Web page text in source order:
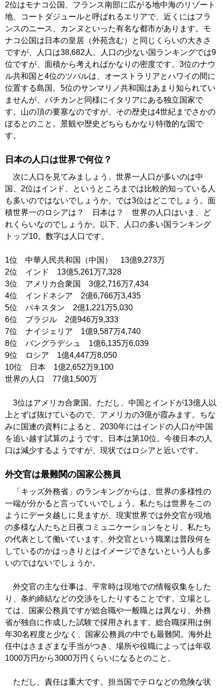
2位はモナコ公国、フランス南部に広がる地中海のリゾート
地、コートダジュールと呼ばれるエリアで、近くにはフラ
ンスのニース、カンヌといった有名な都市があります。モ
ナコ公国は日本の皇居（外苑含む）と同じくらいの大きさ
ですが、人口は38,682人。人口の少ない国ランキングでは9
位ですが、面積から考えればかなりの密度です。3位のナウ
ル共和国と4位のツバルは、オーストラリアとハワイの間に
位置する島国。5位のサンマリノ共和国はあまり知られてい
ませんが、バチカンと同様にイタリアにある独立国家で
す。山の頂の要塞なのですが、その歴史は4世紀までさかの
ぼるとのこと。景観や歴史どちらもかなり特徴的な国で
す。
日本の人口は世界で何位？
次に人口を見てみましょう。世界一人口が多いのは中
国、2位はインド、というところまでは比較的知っている人
も多いのではないでしょうか。では3位はどこでしょう。面
積世界一のロシアは？ 日本は？ 世界の人口はいま、ど
れくらいなのでしょうか。以下、人口の多い国ランキング
トップ10。数字は人口です。
1位 中華人民共和国（中国） 13億9,273万
2位 インド 13億5,261万7,328
3位 アメリカ合衆国 3億2,716万7,434
4位 インドネシア 2億6,766万3,435
5位 パキスタン 2億1,221万5,030
6位 ブラジル 2億946万9,333
7位 ナイジェリア 1億9,587万4,740
8位 バングラデシュ 1億6,135万6,039
9位 ロシア 1億4,447万8,050
10位 日本 1億2,652万9,100
世界の人口 77億1,500万
3位はアメリカ合衆国。ただし、中国とインドが13億人以
上とずば抜けているので、アメリカの3億が霞みます。ちな
みに国連の資料によると、2030年にはインドの人口が中国
を追い越す試算のようです。日本は第10位。今後日本の人
口は減少するようですが、現状ではロシアと近いです。
外交官は最難関の国家公務員
「キッズ外務省」のランキングからは、世界の多様性の
一端が分かると言っていいでしょう。私たちは世界をこの
ようにデータ越しに見ますが、現実世界では外交官が現地
の多様な人たちと日夜コミュニケーションをとり、私たち
の代表として働いています。外交官という職業は普段何を
しているのかはっきりとはイメージできないという人も多
いのではないでしょうか。
外交官の主な仕事は、平常時は現地での情報収集をした
り、条約締結などの交渉をしたりすることです。立場とし
ては、国家公務員ですが総合職や一般職とは異なり、外務
省が独自に作成した試験で採用されます。総合職採用は例
年30名程度と少なく、国家公務員の中でも最難関。海外赴
任中はさまざまな手当がつき、場所や役職によっては年収
1000万円から3000万円くらいになるとのこと。
ただし、責任は重大です。担当国でテロなどの危険な状